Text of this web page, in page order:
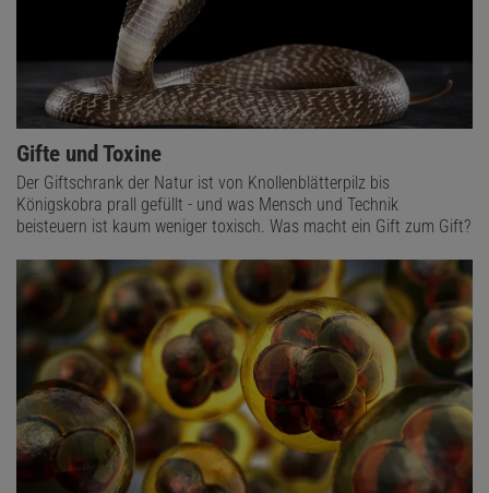
Gifte und Toxine
Der Giftschrank der Natur ist von Knollenblätterpilz bis
Königskobra prall gefüllt - und was Mensch und Technik
beisteuern ist kaum weniger toxisch. Was macht ein Gift zum Gift?